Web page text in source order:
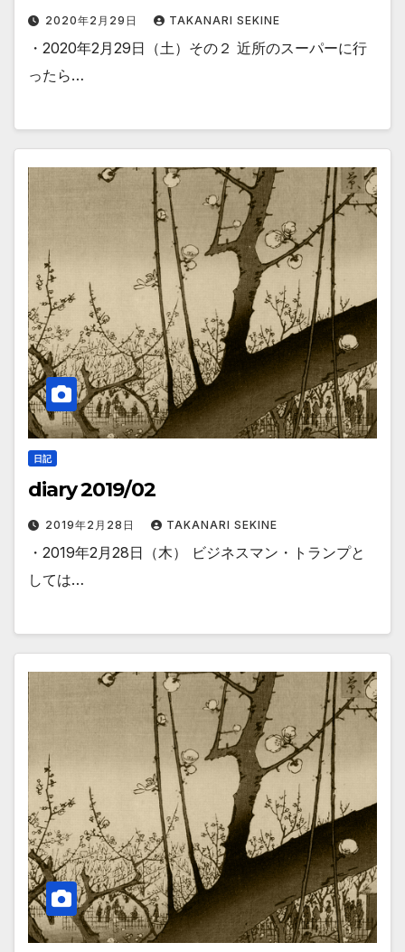
2020年2月29日 TAKANARI SEKINE
・2020年2月29日（土）その２ 近所のスーパーに行
ったら…
日記
diary 2019/02
2019年2月28日 TAKANARI SEKINE
・2019年2月28日（木） ビジネスマン・トランプと
しては…